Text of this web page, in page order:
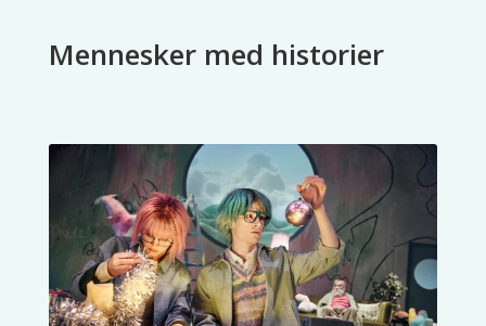
Mennesker med historier